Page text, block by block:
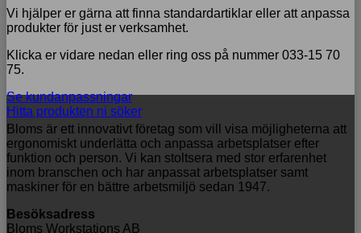
Vi hjälper er gärna att finna standardartiklar eller att anpassa
produkter för just er verksamhet.
Klicka er vidare nedan eller ring oss på nummer 033-15 70
75.
Se kundanpassningar
Hitta produkten ni söker
Bloms är ett innovativt företag som vill visa möjligheterna att
ergonomiskt underlätta och anpassa arbetsplatser efter
funktion och person. Vi kan stoltsera med stor erfarenhet
inom branschen och har anpassat arbetsplatser samt
maskiner för en bättre arbetsmiljö sedan 1947.
Besöksadress
Bloms Workstations AB